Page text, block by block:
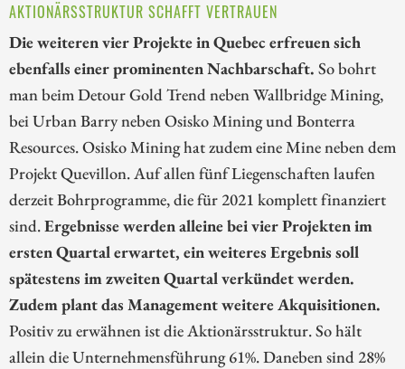
AKTIONÄRSSTRUKTUR SCHAFFT VERTRAUEN
Die weiteren vier Projekte in Quebec erfreuen sich
ebenfalls einer prominenten Nachbarschaft. So bohrt
man beim Detour Gold Trend neben Wallbridge Mining,
bei Urban Barry neben Osisko Mining und Bonterra
Resources. Osisko Mining hat zudem eine Mine neben dem
Projekt Quevillon. Auf allen fünf Liegenschaften laufen
derzeit Bohrprogramme, die für 2021 komplett finanziert
sind.Ergebnisse werden alleine bei vier Projekten im
ersten Quartal erwartet, ein weiteres Ergebnis soll
spätestens im zweiten Quartal verkündet werden.
Zudem plant das Management weitere Akquisitionen.
Positiv zu erwähnen ist die Aktionärsstruktur. So hält
allein die Unternehmensführung 61%. Daneben sind 28%